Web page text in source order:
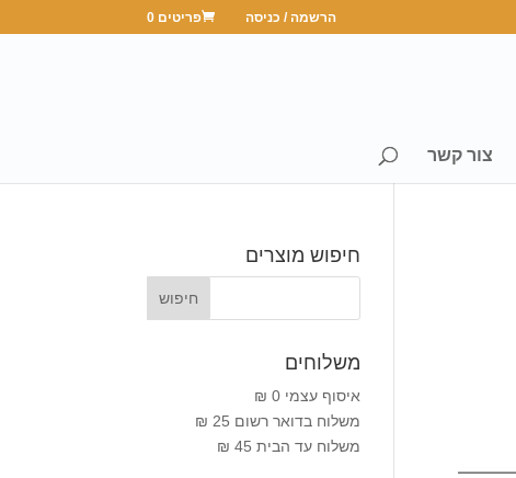
הרשמה / כניסה פריטים 0
צור קשר
חיפוש מוצרים
משלוחים
איסוף עצמי 0 ₪
משלוח בדואר רשום 25 ₪
משלוח עד הבית 45 ₪